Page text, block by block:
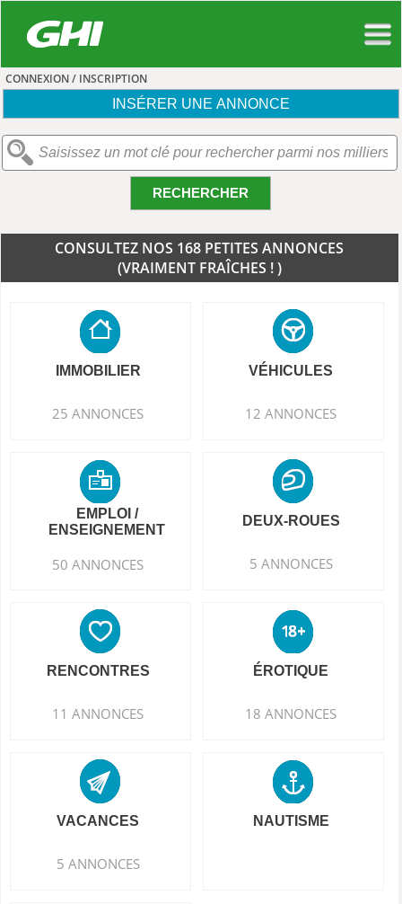
CONNEXION / INSCRIPTION
CONSULTEZ NOS 168 PETITES ANNONCES
(VRAIMENT FRAÎCHES ! )
IMMOBILIER
25 ANNONCES
VÉHICULES
12 ANNONCES
EMPLOI /
ENSEIGNEMENT
50 ANNONCES
DEUX-ROUES
5 ANNONCES
RENCONTRES
11 ANNONCES
ÉROTIQUE
18 ANNONCES
VACANCES
5 ANNONCES
NAUTISME
INSÉRER UNE ANNONCE
RECHERCHER